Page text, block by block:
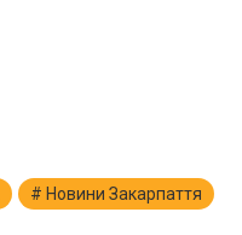
Новини Закарпаття